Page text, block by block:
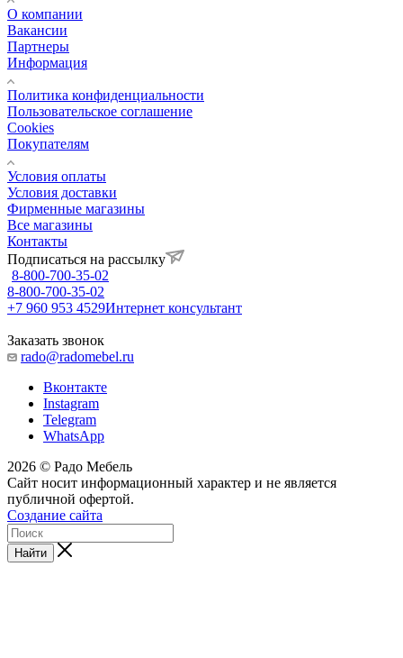
О компании
Вакансии
Партнеры
Информация
Политика конфиденциальности
Пользовательское соглашение
Cookies
Покупателям
Условия оплаты
Условия доставки
Фирменные магазины
Все магазины
Контакты
Подписаться на рассылку
8-800-700-35-02
8-800-700-35-02
+7 960 953 4529Интернет консультант
Заказать звонок
rado@radomebel.ru
Вконтакте
Instagram
Telegram
WhatsApp
2026 © Радо Мебель
Сайт носит информационный характер и не является
публичной офертой.
Создание сайта
Найти